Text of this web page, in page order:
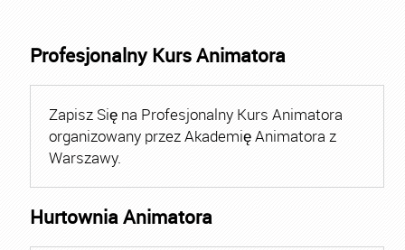
Profesjonalny Kurs Animatora
Zapisz Się na Profesjonalny Kurs Animatora
organizowany przez Akademię Animatora z
Warszawy.
Hurtownia Animatora